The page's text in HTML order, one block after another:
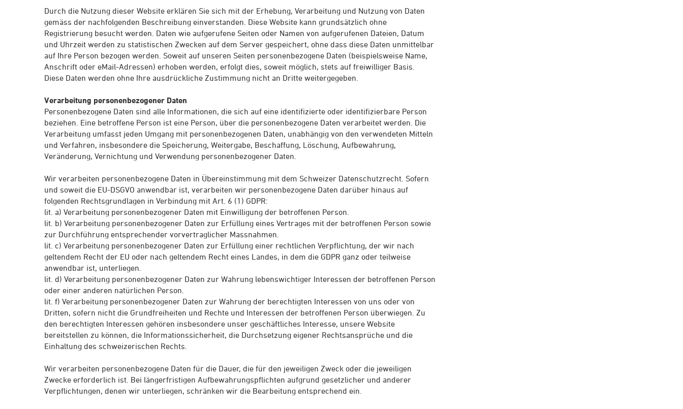
Durch die Nutzung dieser Website erklären Sie sich mit der Erhebung, Verarbeitung und Nutzung von Daten
gemäss der nachfolgenden Beschreibung einverstanden. Diese Website kann grundsätzlich ohne
Registrierung besucht werden. Daten wie aufgerufene Seiten oder Namen von aufgerufenen Dateien, Datum
und Uhrzeit werden zu statistischen Zwecken auf dem Server gespeichert, ohne dass diese Daten unmittelbar
auf Ihre Person bezogen werden. Soweit auf unseren Seiten personenbezogene Daten (beispielsweise Name,
Anschrift oder eMail-Adressen) erhoben werden, erfolgt dies, soweit möglich, stets auf freiwilliger Basis.
Diese Daten werden ohne Ihre ausdrückliche Zustimmung nicht an Dritte weitergegeben.
Verarbeitung personenbezogener Daten
Personenbezogene Daten sind alle Informationen, die sich auf eine identifizierte oder identifizierbare Person
beziehen. Eine betroffene Person ist eine Person, über die personenbezogene Daten verarbeitet werden. Die
Verarbeitung umfasst jeden Umgang mit personenbezogenen Daten, unabhängig von den verwendeten Mitteln
und Verfahren, insbesondere die Speicherung, Weitergabe, Beschaffung, Löschung, Aufbewahrung,
Veränderung, Vernichtung und Verwendung personenbezogener Daten.
Wir verarbeiten personenbezogene Daten in Übereinstimmung mit dem Schweizer Datenschutzrecht. Sofern
und soweit die EU-DSGVO anwendbar ist, verarbeiten wir personenbezogene Daten darüber hinaus auf
folgenden Rechtsgrundlagen in Verbindung mit Art. 6 (1) GDPR:
lit. a) Verarbeitung personenbezogener Daten mit Einwilligung der betroffenen Person.
lit. b) Verarbeitung personenbezogener Daten zur Erfüllung eines Vertrages mit der betroffenen Person sowie
zur Durchführung entsprechender vorvertraglicher Massnahmen.
lit. c) Verarbeitung personenbezogener Daten zur Erfüllung einer rechtlichen Verpflichtung, der wir nach
geltendem Recht der EU oder nach geltendem Recht eines Landes, in dem die GDPR ganz oder teilweise
anwendbar ist, unterliegen.
lit. d) Verarbeitung personenbezogener Daten zur Wahrung lebenswichtiger Interessen der betroffenen Person
oder einer anderen natürlichen Person.
lit. f) Verarbeitung personenbezogener Daten zur Wahrung der berechtigten Interessen von uns oder von
Dritten, sofern nicht die Grundfreiheiten und Rechte und Interessen der betroffenen Person überwiegen. Zu
den berechtigten Interessen gehören insbesondere unser geschäftliches Interesse, unsere Website
bereitstellen zu können, die Informationssicherheit, die Durchsetzung eigener Rechtsansprüche und die
Einhaltung des schweizerischen Rechts.
Wir verarbeiten personenbezogene Daten für die Dauer, die für den jeweiligen Zweck oder die jeweiligen
Zwecke erforderlich ist. Bei längerfristigen Aufbewahrungspflichten aufgrund gesetzlicher und anderer
Verpflichtungen, denen wir unterliegen, schränken wir die Bearbeitung entsprechend ein.